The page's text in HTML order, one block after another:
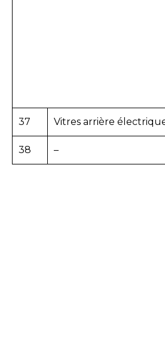
37 Vitres arrière
38 –